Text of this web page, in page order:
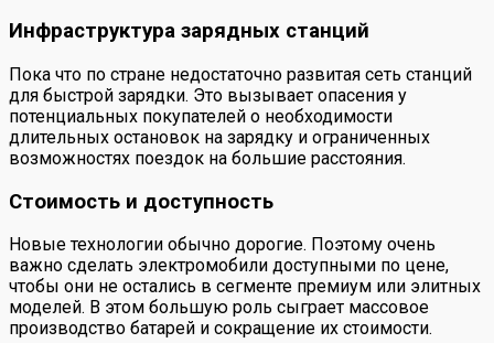
Инфраструктура зарядных станций
Пока что по стране недостаточно развитая сеть станций
для быстрой зарядки. Это вызывает опасения у
потенциальных покупателей о необходимости
длительных остановок на зарядку и ограниченных
возможностях поездок на большие расстояния.
Стоимость и доступность
Новые технологии обычно дорогие. Поэтому очень
важно сделать электромобили доступными по цене,
чтобы они не остались в сегменте премиум или элитных
моделей. В этом большую роль сыграет массовое
производство батарей и сокращение их стоимости.